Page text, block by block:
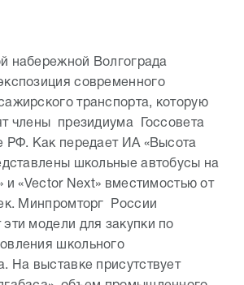
набережной Волгограда
современного
транспорта, которую
члены президиума Госсовета
РФ. Как передает ИА «Высота
школьные автобусы на
и «Vector Next» вместимостью от
Минпромторг России
эти модели для закупки по
школьного
На выставке присутствует